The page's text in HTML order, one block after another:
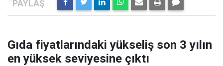
Gıda fiyatlarındaki yükseliş son 3 yılın
en yüksek seviyesine çıktı